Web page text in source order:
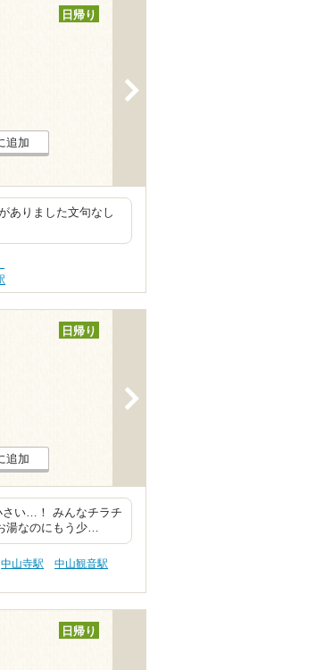
日帰り
追加
ありました文句なし
日帰り
追加
さい…！ みんなチラチ
湯なのにもう少…
中山寺駅
中山観音駅
日帰り